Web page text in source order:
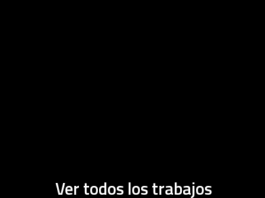
Ver todos los trabajos